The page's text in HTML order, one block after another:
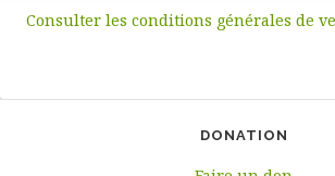
Consulter les conditions générales de
DONATION